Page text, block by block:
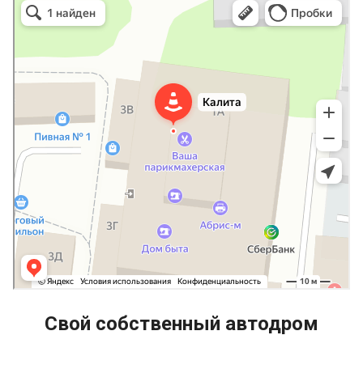
Свой собственный автодром